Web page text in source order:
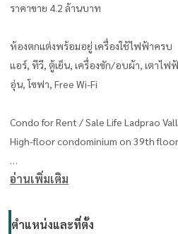
ราคาขาย 4.2 ล้านบาท
ห้องตกแต่งพร้อมอยู่ เครื่องใช้ไฟฟ้าครบ
แอร์, ทีวี, ตู้เย็น, เครื่องซัก/อบผ้า, เตาไฟ
อุ่น, โซฟา, Free Wi-Fi
Condo for Rent / Sale Life Ladprao
High-floor condominium on 39th
Size 29 sq.m., North-facing, well-
Project entrance connected to BTS,
อ่านเพิ่มเติม
ตำแหน่งและที่ตั้ง